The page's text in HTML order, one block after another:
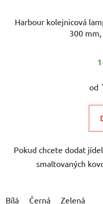
Harbour kolejnicová
300
od
Pokud chcete dodat
smaltovaných
Bílá Černá Zelená